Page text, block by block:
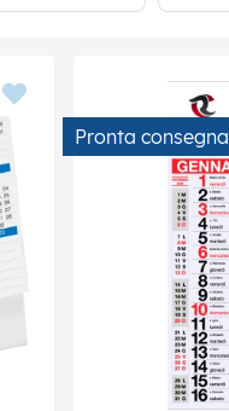
Pronta consegna